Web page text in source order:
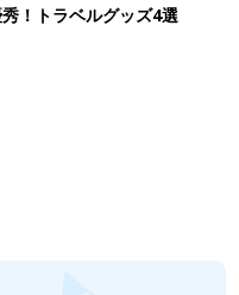
！トラベルグッズ4選